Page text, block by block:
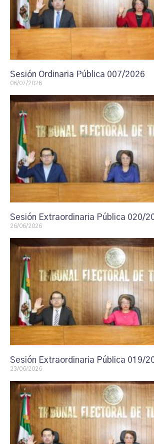
Sesión Ordinaria Pública 007/2026
06/07/2026
Sesión Extraordinaria Pública 020/
26/06/2026
Sesión Extraordinaria Pública 019/
23/06/2026